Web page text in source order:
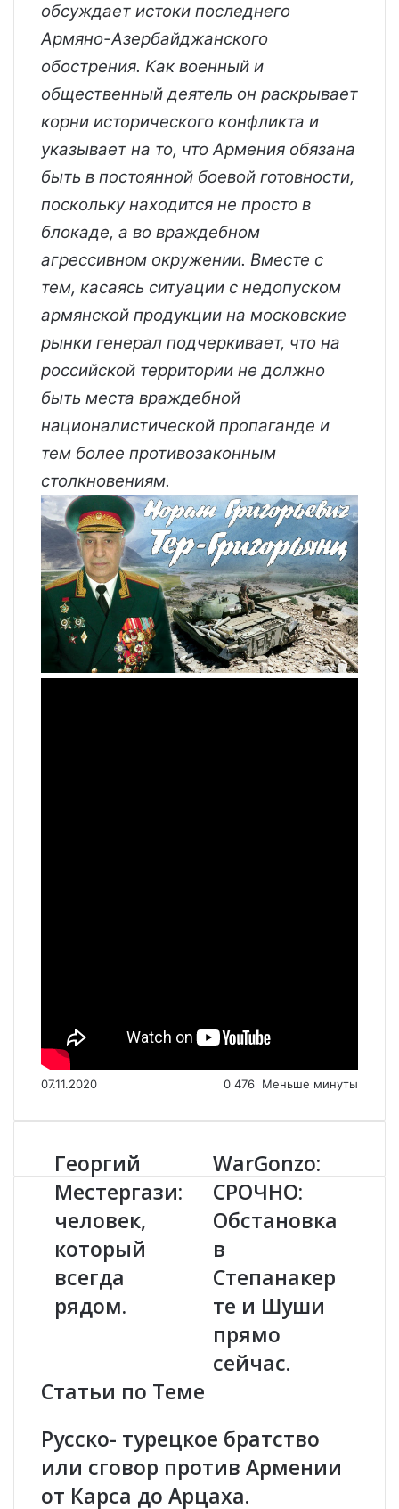
обсуждает истоки последнего
Армяно-Азербайджанского
обострения. Как военный и
общественный деятель он раскрывает
корни исторического конфликта и
указывает на то, что Армения обязана
быть в постоянной боевой готовности,
поскольку находится не просто в
блокаде, а во враждебном
агрессивном окружении. Вместе с
тем, касаясь ситуации с недопуском
армянской продукции на московские
рынки генерал подчеркивает, что на
российской территории не должно
быть места враждебной
националистической пропаганде и
тем более противозаконным
столкновениям.
07.11.2020 0 476 Меньше минуты
Г
е
о
р
и
й
М
е
г
з
:
ч
Георгий
Местергази:
человек,
который
всегда
рядом.
W
a
r
G
o
n
z
o
:
Р
О
:
б
с
WarGonzo:
СРОЧНО:
Обстановка
в
Степанакер
те и Шуши
прямо
сейчас.
Статьи по Теме
Русско- турецкое братство
или сговор против Армении
от Карса до Арцаха.